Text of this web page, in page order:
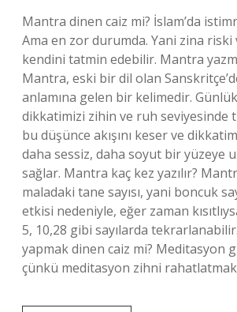
Mantra dinen caiz mi? İslam’da
Ama en zor durumda. Yani zina riski
kendini tatmin edebilir. Mantra
Mantra, eski bir dil olan
anlamına gelen bir kelimedir.
dikkatimizi zihin ve ruh seviyesinde
bu düşünce akışını keser ve
daha sessiz, daha soyut bir yüzeye
sağlar. Mantra kaç kez yazılır?
maladaki tane sayısı, yani boncuk
etkisi nedeniyle, eğer zaman
5, 10,28 gibi sayılarda
yapmak dinen caiz mi? Meditasyon
çünkü meditasyon zihni